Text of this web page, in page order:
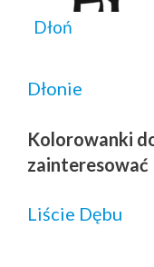
Dłoń
Dłonie
Kolorowanki
zainteresować
Liście Dębu